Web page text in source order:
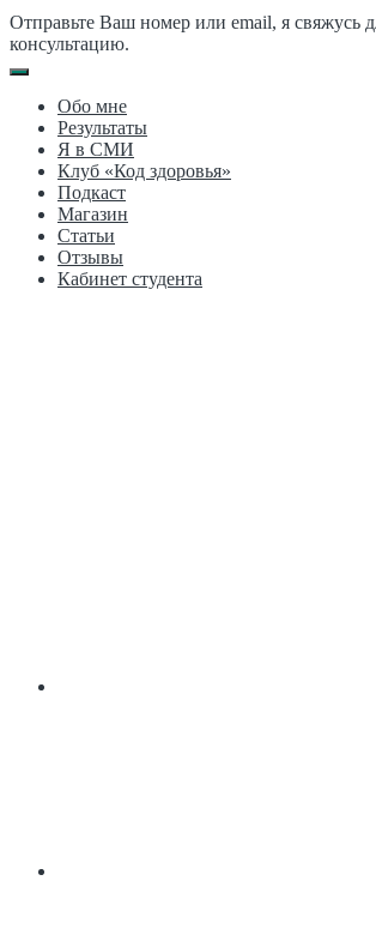
Отправьте Ваш номер или email, я свяжусь
консультацию.
Обо мне
Результаты
Я в СМИ
Клуб «Код здоровья»
Подкаст
Магазин
Статьи
Отзывы
Кабинет студента